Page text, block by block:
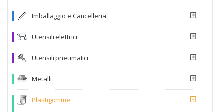
Imballaggio e Cancelleria
Utensili elettrici
Utensili pneumatici
Metalli
Plastigomme